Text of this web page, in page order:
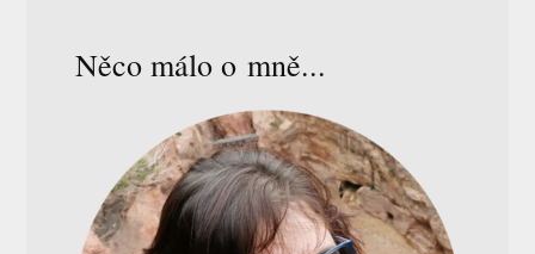
Něco málo o mně...